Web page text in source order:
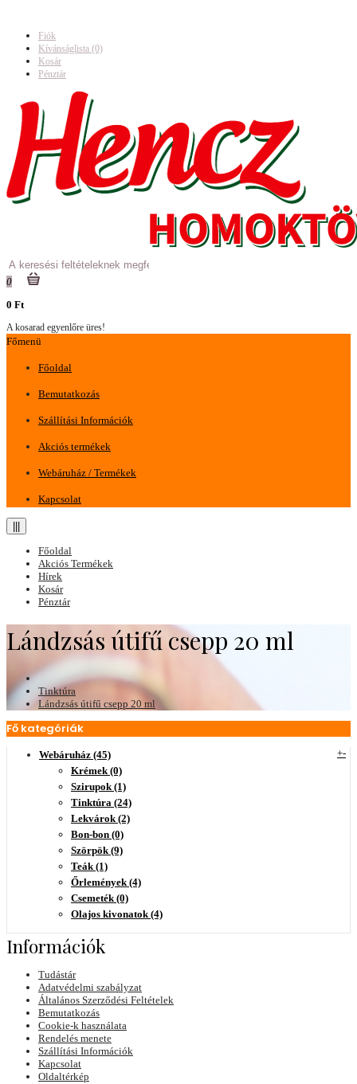
Fiók
Kívánságlista (0)
Kosár
Pénztár
0
0 Ft
A kosarad egyenlőre üres!
Főmenü
Főoldal
Bemutatkozás
Szállítási Információk
Akciós termékek
Webáruház / Termékek
Kapcsolat
Főoldal
Akciós Termékek
Hírek
Kosár
Pénztár
Lándzsás útifű csepp 20 ml
Tinktúra
Lándzsás útifű csepp 20 ml
Fő kategóriák
Webáruház (45) +-
Krémek (0)
Szirupok (1)
Tinktúra (24)
Lekvárok (2)
Bon-bon (0)
Szörpök (9)
Teák (1)
Őrlemények (4)
Csemeték (0)
Olajos kivonatok (4)
Információk
Tudástár
Adatvédelmi szabályzat
Általános Szerződési Feltételek
Bemutatkozás
Cookie-k használata
Rendelés menete
Szállítási Információk
Kapcsolat
Oldaltérkép